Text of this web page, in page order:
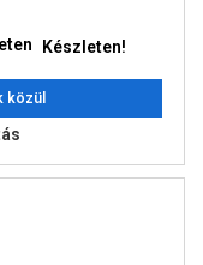
Készleten!
közül